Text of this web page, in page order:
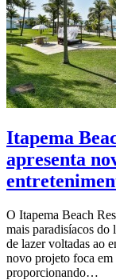
Itapema
apresenta
O Itapema Beach
mais paradisíacos do
de lazer voltadas ao
novo projeto foca em
proporcionando…